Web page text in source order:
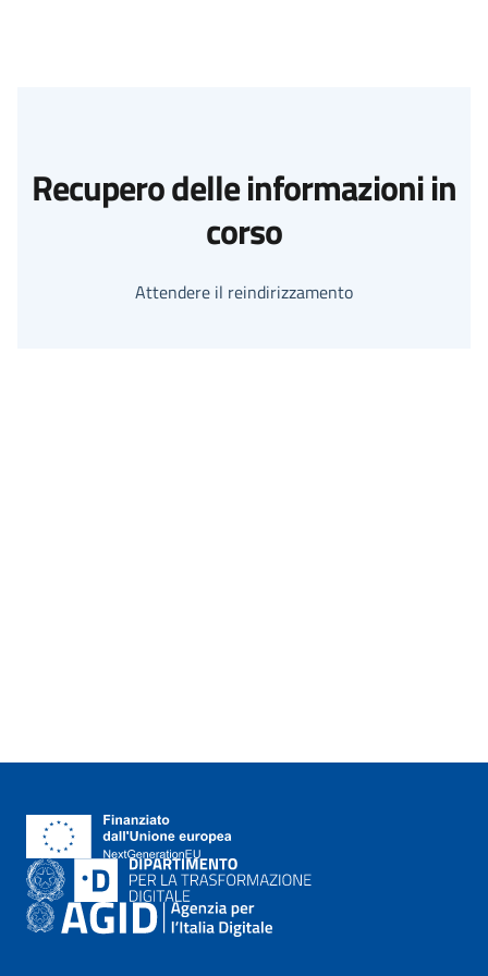
Recupero delle informazioni in
corso
Attendere il reindirizzamento